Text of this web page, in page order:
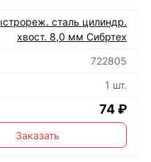
сталь цилиндр.
хвост. 8,0 мм Сибртех
722805
1 шт.
74 ₽
Заказать